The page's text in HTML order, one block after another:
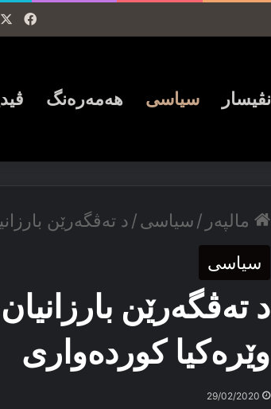
نڤیسار سیاسی ھەمەرەنگ
مالپەر /سیاسی/د ته‌ڤگه‌رێن
سیاسی
د ته‌ڤگه‌رێن
وێره‌کیا کورده‌واری
29/02/2020